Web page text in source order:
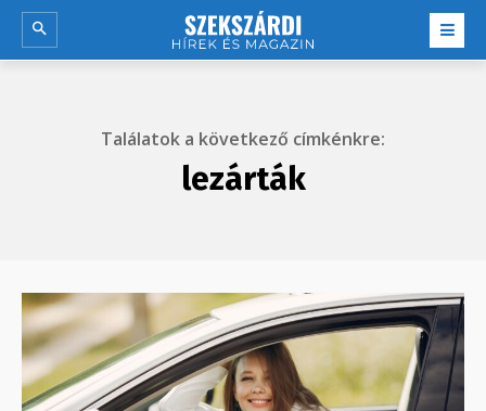
Találatok a következő címkénkre:
lezárták